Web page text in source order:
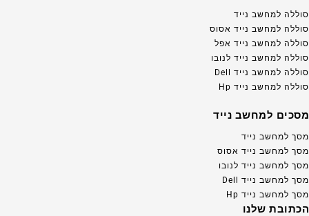
סוללה למחשב נייד
סוללה למחשב נייד אסוס
סוללה למחשב נייד אפל
סוללה למחשב נייד לנובו
סוללה למחשב נייד Dell
סוללה למחשב נייד Hp
מסכים למחשב נייד
מסך למחשב נייד
מסך למחשב נייד אסוס
מסך למחשב נייד לנובו
מסך למחשב נייד Dell
מסך למחשב נייד Hp
הכתובת שלנו